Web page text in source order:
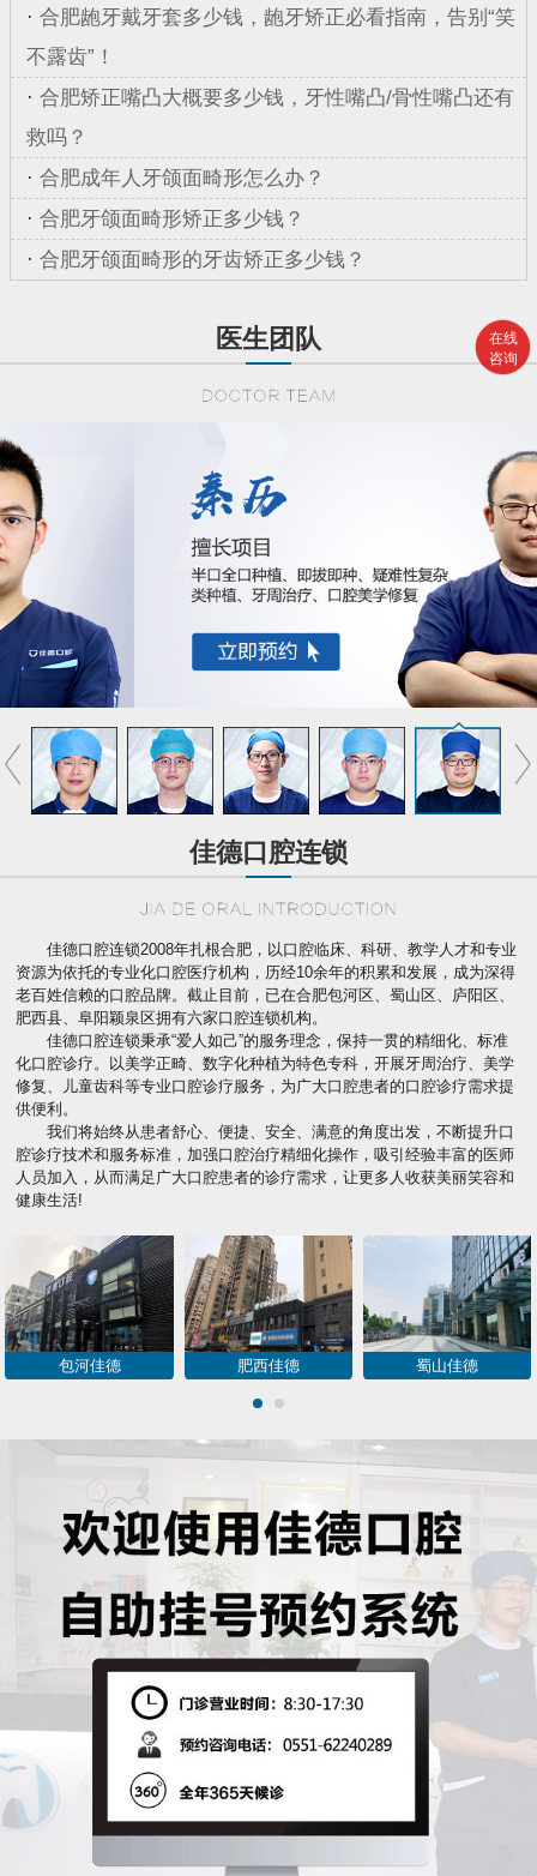
· 合肥龅牙戴牙套多少钱，龅牙矫正必看指南，告别“笑
不露齿”！
· 合肥矫正嘴凸大概要多少钱，牙性嘴凸/骨性嘴凸还有
救吗？
· 合肥成年人牙颌面畸形怎么办？
· 合肥牙颌面畸形矫正多少钱？
· 合肥牙颌面畸形的牙齿矫正多少钱？
医生团队
佳德口腔连锁
佳德口腔连锁2008年扎根合肥，以口腔临床、科研、教学人才和专业
资源为依托的专业化口腔医疗机构，历经10余年的积累和发展，成为深得
老百姓信赖的口腔品牌。截止目前，已在合肥包河区、蜀山区、庐阳区、
肥西县、阜阳颖泉区拥有六家口腔连锁机构。
佳德口腔连锁秉承“爱人如己”的服务理念，保持一贯的精细化、标准
化口腔诊疗。以美学正畸、数字化种植为特色专科，开展牙周治疗、美学
修复、儿童齿科等专业口腔诊疗服务，为广大口腔患者的口腔诊疗需求提
供便利。
我们将始终从患者舒心、便捷、安全、满意的角度出发，不断提升口
腔诊疗技术和服务标准，加强口腔治疗精细化操作，吸引经验丰富的医师
人员加入，从而满足广大口腔患者的诊疗需求，让更多人收获美丽笑容和
健康生活!
包河佳德 肥西佳德 蜀山佳德
在线
咨询